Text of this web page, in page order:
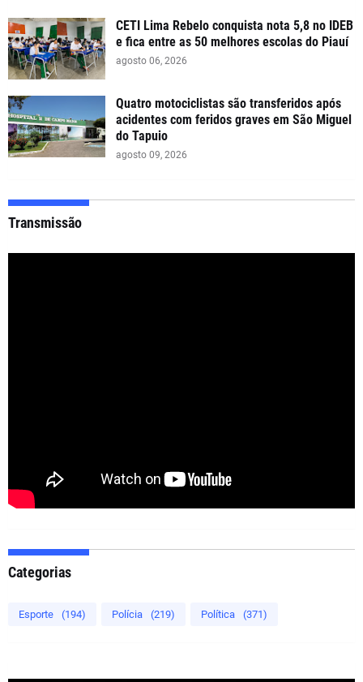
CETI Lima Rebelo conquista nota 5,8 no IDEB
e fica entre as 50 melhores escolas do Piauí
agosto 06, 2026
Quatro motociclistas são transferidos após
acidentes com feridos graves em São Miguel
do Tapuio
agosto 09, 2026
Transmissão
Categorias
Esporte (194) Polícia (219) Política (371)